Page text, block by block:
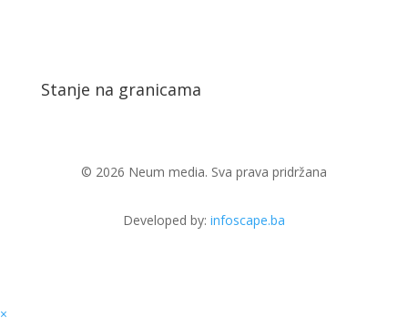
Stanje na granicama
© 2026 Neum media. Sva prava pridržana
Developed by: infoscape.ba
×